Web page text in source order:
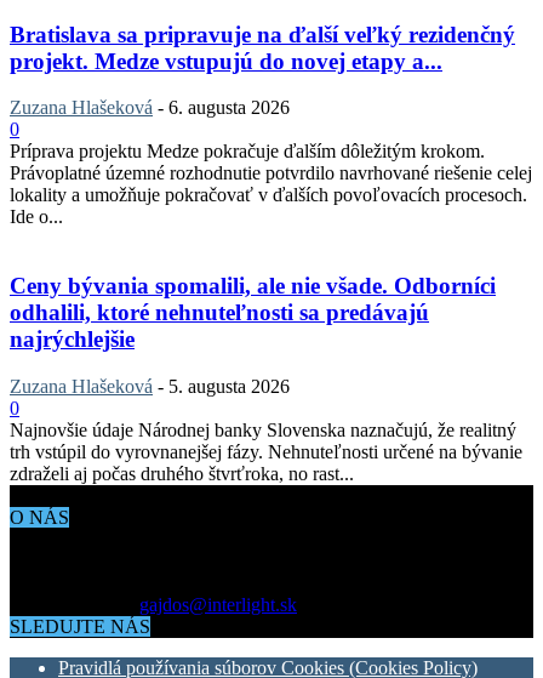
Bratislava sa pripravuje na ďalší veľký rezidenčný
projekt. Medze vstupujú do novej etapy a...
Zuzana Hlašeková - 6. augusta 2026
0
Príprava projektu Medze pokračuje ďalším dôležitým krokom.
Právoplatné územné rozhodnutie potvrdilo navrhované riešenie celej
lokality a umožňuje pokračovať v ďalších povoľovacích procesoch.
Ide o...
Ceny bývania spomalili, ale nie všade. Odborníci
odhalili, ktoré nehnuteľnosti sa predávajú
najrýchlejšie
Zuzana Hlašeková - 5. augusta 2026
0
Najnovšie údaje Národnej banky Slovenska naznačujú, že realitný
trh vstúpil do vyrovnanejšej fázy. Nehnuteľnosti určené na bývanie
zdraželi aj počas druhého štvrťroka, no rast...
O NÁS
gajdos@interlight.sk
SLEDUJTE NÁS
Pravidlá používania súborov Cookies (Cookies Policy)